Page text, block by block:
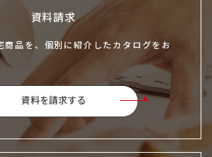
資料請求
商品を、個別に紹介したカタログをお
資料を請求する